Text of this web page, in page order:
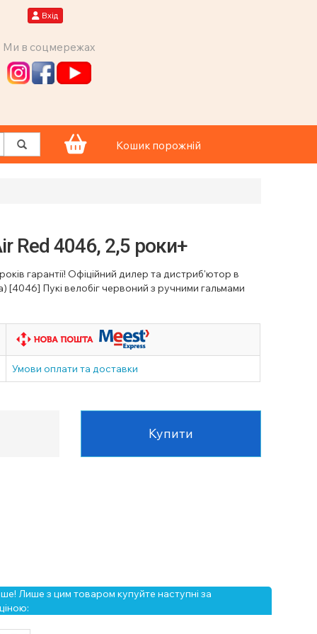
Вхід
Ми в соцмережах
Кошик порожній
Red 4046, 2,5 роки+
гарантії! Офіційний дилер та дистриб'ютор в
[4046] Пукі велобіг червоний з ручними гальмами
Умови оплати та доставки
Купити
Лише з цим товаром купуйте наступні за